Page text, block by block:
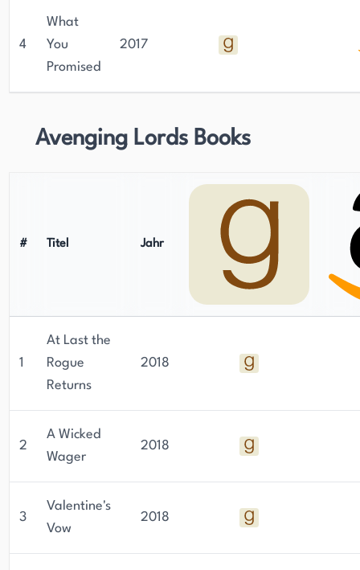
4
What
You
Promised
2017
Avenging Lords Books
# Titel Jahr
1
At Last the
Rogue
Returns
2018
2
A Wicked
Wager
2018
3
Valentine's
Vow
2018